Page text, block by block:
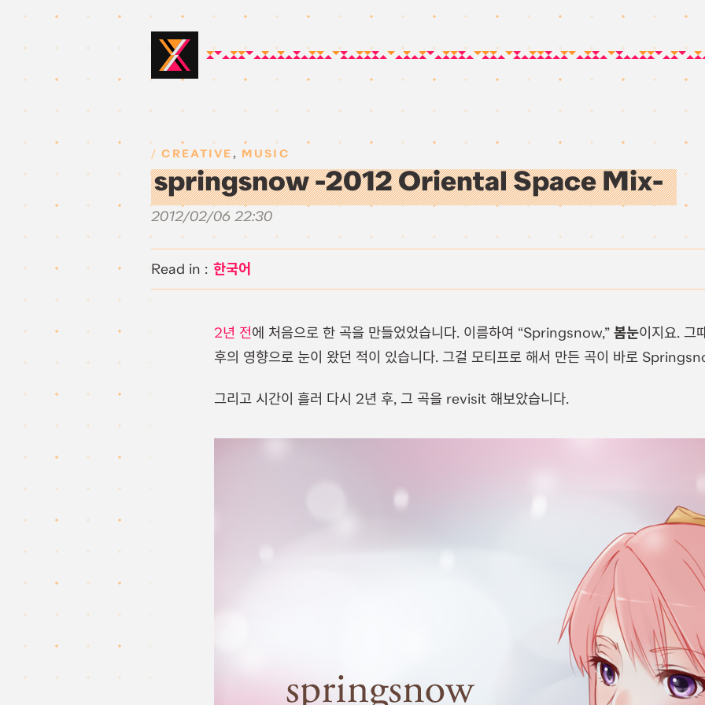
CREATIVE, MUSIC
springsnow -2012 Oriental Space Mix-
2012/02/06 22:30
한국어
2년 전에 처음으로 한 곡을 만들었었습니다. 이름하여 “Springsnow,” 봄눈이지요. 그
후의 영향으로 눈이 왔던 적이 있습니다. 그걸 모티프로 해서 만든 곡이 바로
그리고 시간이 흘러 다시 2년 후, 그 곡을 revisit 해보았습니다.